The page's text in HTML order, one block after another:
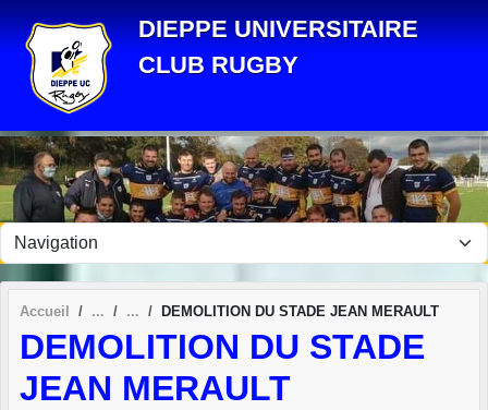
DIEPPE UNIVERSITAIRE
CLUB RUGBY
Accueil DEMOLITION DU STADE JEAN MERAULT
DEMOLITION DU STADE
JEAN MERAULT